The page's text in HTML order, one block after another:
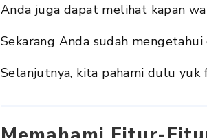
Anda juga dapat melihat kapan
Sekarang Anda sudah
Selanjutnya, kita pahami dulu